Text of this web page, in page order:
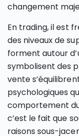
changement
En trading, il est
des niveaux de
forment autour
symbolisent des
vente
psychologiques
comportement
c’est le fait que
raisons sous-